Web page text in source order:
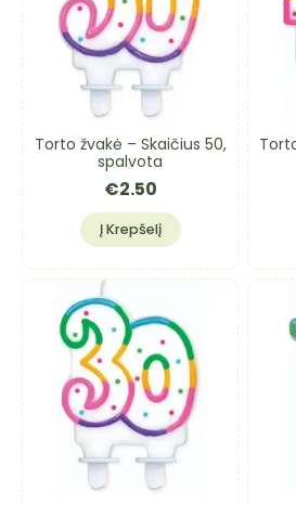
Torto žvakė – Skaičius 50,
spalvota
€2.50
Į Krepšelį